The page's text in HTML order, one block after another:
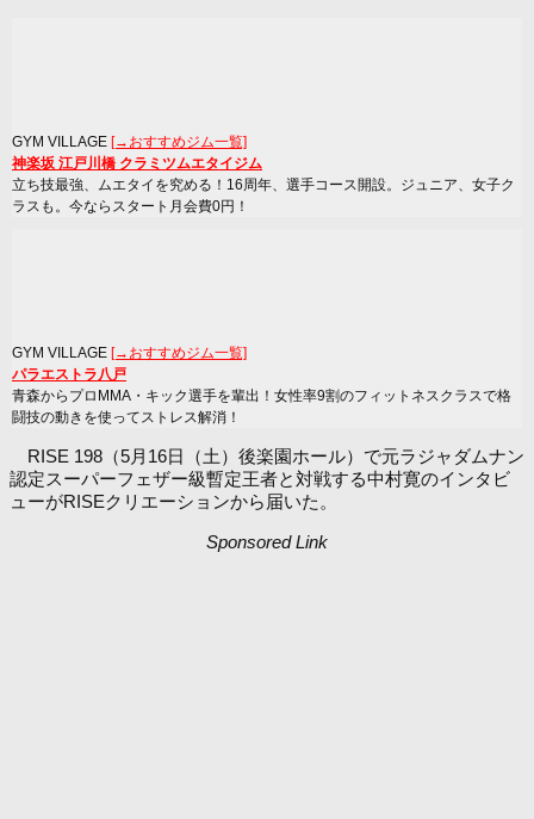
GYM VILLAGE [→おすすめジム一覧]
神楽坂 江戸川橋 クラミツムエタイジム
立ち技最強、ムエタイを究める！16周年、選手コース開設。ジュニア、女子ク
ラスも。今ならスタート月会費0円！
GYM VILLAGE [→おすすめジム一覧]
パラエストラ八戸
青森からプロMMA・キック選手を輩出！女性率9割のフィットネスクラスで格
闘技の動きを使ってストレス解消！
RISE 198（5月16日（土）後楽園ホール）で元ラジャダムナン
認定スーパーフェザー級暫定王者と対戦する中村寛のインタビ
ューがRISEクリエーションから届いた。
Sponsored Link